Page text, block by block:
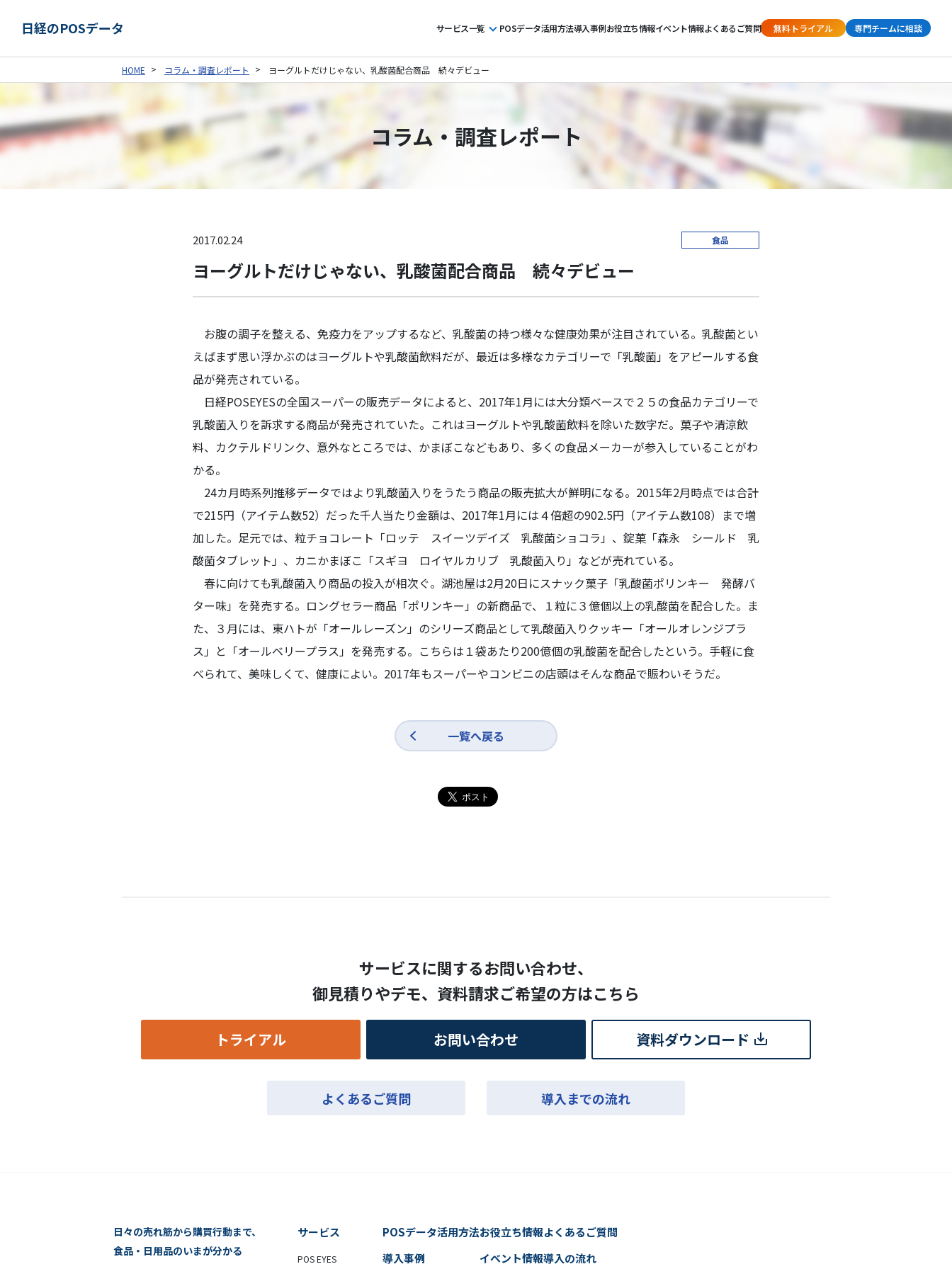
日経のPOSデータ サービス一覧 POSデータ活用方法導入事例お役立ち情報イベント情報よくあるご質問 無料トライアル 専門チームに相談
HOME コラム・調査レポート ヨーグルトだけじゃない、乳酸菌配合商品 続々デビュー
コラム・調査レポート
2017.02.24 食品
ヨーグルトだけじゃない、乳酸菌配合商品 続々デビュー
お腹の調子を整える、免疫力をアップするなど、乳酸菌の持つ様々な健康効果が注目されている。乳酸菌とい
えばまず思い浮かぶのはヨーグルトや乳酸菌飲料だが、最近は多様なカテゴリーで「乳酸菌」をアピールする食
品が発売されている。
日経POSEYESの全国スーパーの販売データによると、2017年1月には大分類ベースで２５の食品カテゴリーで
乳酸菌入りを訴求する商品が発売されていた。これはヨーグルトや乳酸菌飲料を除いた数字だ。菓子や清涼飲
料、カクテルドリンク、意外なところでは、かまぼこなどもあり、多くの食品メーカーが参入していることがわ
かる。
24カ月時系列推移データではより乳酸菌入りをうたう商品の販売拡大が鮮明になる。2015年2月時点では合計
で215円（アイテム数52）だった千人当たり金額は、2017年1月には４倍超の902.5円（アイテム数108）まで増
加した。足元では、粒チョコレート「ロッテ スイーツデイズ 乳酸菌ショコラ」、錠菓「森永 シールド 乳
酸菌タブレット」、カニかまぼこ「スギヨ ロイヤルカリブ 乳酸菌入り」などが売れている。
春に向けても乳酸菌入り商品の投入が相次ぐ。湖池屋は2月20日にスナック菓子「乳酸菌ポリンキー 発酵バ
ター味」を発売する。ロングセラー商品「ポリンキー」の新商品で、１粒に３億個以上の乳酸菌を配合した。ま
た、３月には、東ハトが「オールレーズン」のシリーズ商品として乳酸菌入りクッキー「オールオレンジプラ
ス」と「オールベリープラス」を発売する。こちらは１袋あたり200億個の乳酸菌を配合したという。手軽に食
べられて、美味しくて、健康によい。2017年もスーパーやコンビニの店頭はそんな商品で賑わいそうだ。
一覧へ戻る
サービスに関するお問い合わせ、
御見積りやデモ、 資料請求ご希望の方はこちら
トライアル お問い合わせ 資料ダウンロード
よくあるご質問 導入までの流れ
日々の売れ筋から購買行動まで、
食品・日用品のいまが分かる
サービス
POS EYES
POSデータ活用方法
導入事例
お役立ち情報
イベント情報
よくあるご質問
導入の流れ